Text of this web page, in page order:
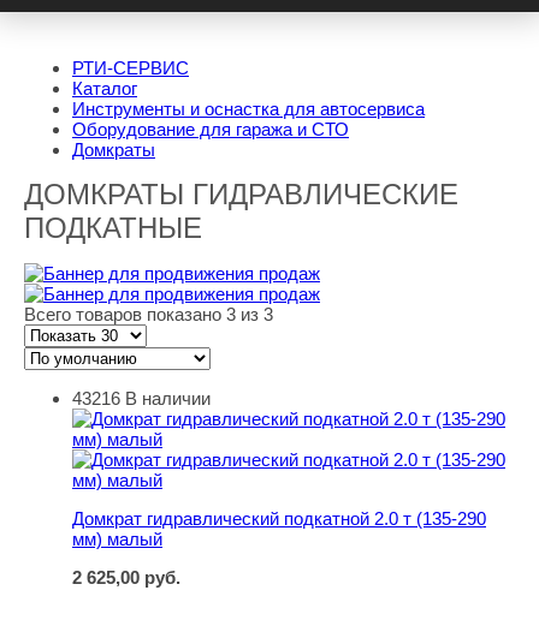
РТИ-СЕРВИС
Каталог
Инструменты и оснастка для автосервиса
Оборудование для гаража и СТО
Домкраты
ДОМКРАТЫ ГИДРАВЛИЧЕСКИЕ
ПОДКАТНЫЕ
Всего товаров показано 3 из 3
Домкрат гидравлический подкатной 2.0 т (135-290 мм)
43216 В наличии
Домкрат гидравлический подкатной 2.0 т (135-290
мм) малый
2 625,00 руб.